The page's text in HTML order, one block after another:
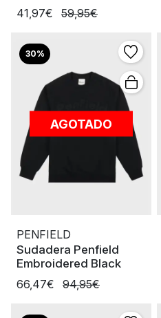
41,97€
59,95€
30%
AGOTADO
PENFIELD
Sudadera Penfield
Embroidered Black
66,47€
94,95€